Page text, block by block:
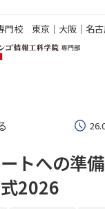
門校 東京｜大阪｜名
トへの準
2026